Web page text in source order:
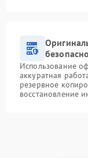
Использование
аккуратная
резервное
восстановление